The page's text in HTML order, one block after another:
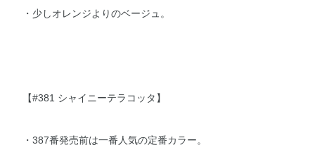
・少しオレンジよりのベージュ。
【#381 シャイニーテラコッタ】
・387番発売前は一番人気の定番カラー。